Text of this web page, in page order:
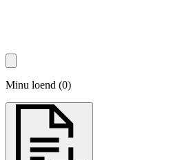
Minu loend (0)